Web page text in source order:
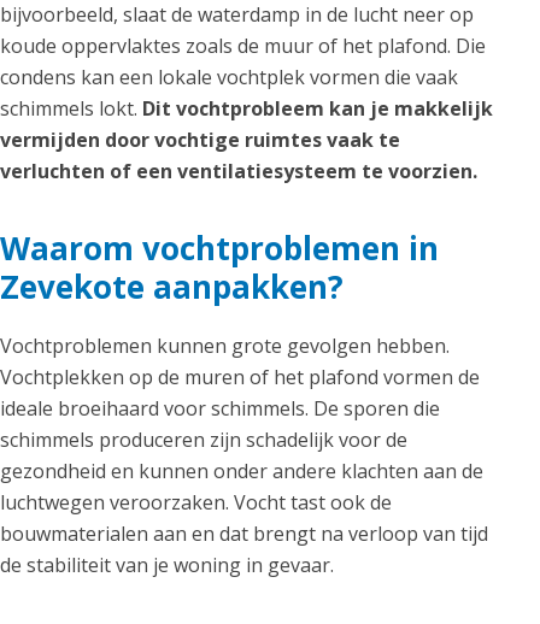
bijvoorbeeld, slaat de waterdamp in de lucht neer op
koude oppervlaktes zoals de muur of het plafond. Die
condens kan een lokale vochtplek vormen die vaak
schimmels lokt. Dit vochtprobleem kan je makkelijk
vermijden door vochtige ruimtes vaak te
verluchten of een ventilatiesysteem te voorzien.
Waarom vochtproblemen in
Zevekote aanpakken?
Vochtproblemen kunnen grote gevolgen hebben.
Vochtplekken op de muren of het plafond vormen de
ideale broeihaard voor schimmels. De sporen die
schimmels produceren zijn schadelijk voor de
gezondheid en kunnen onder andere klachten aan de
luchtwegen veroorzaken. Vocht tast ook de
bouwmaterialen aan en dat brengt na verloop van tijd
de stabiliteit van je woning in gevaar.